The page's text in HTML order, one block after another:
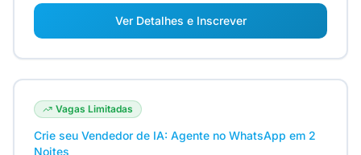
Ver Detalhes e Inscrever
Vagas Limitadas
Crie seu Vendedor de IA: Agente no WhatsApp em 2
Noites